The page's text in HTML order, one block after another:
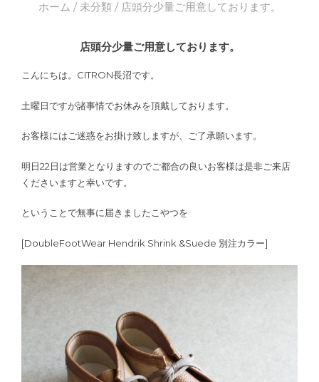
ホーム / 未分類/ 店頭分少量ご用意しております。
店頭分少量ご用意しております。
こんにちは。CITRON長沼です。
土曜日ですが諸事情でお休みを頂戴しております。
お客様にはご迷惑をお掛け致しますが、ご了承願います。
明日22日は営業となりますのでご都合の良いお客様は是非ご来店
くださいますと幸いです。
ということで無事に届きましたこやつを
[DoubleFootWear Hendrik Shrink &Suede 別注カラー]